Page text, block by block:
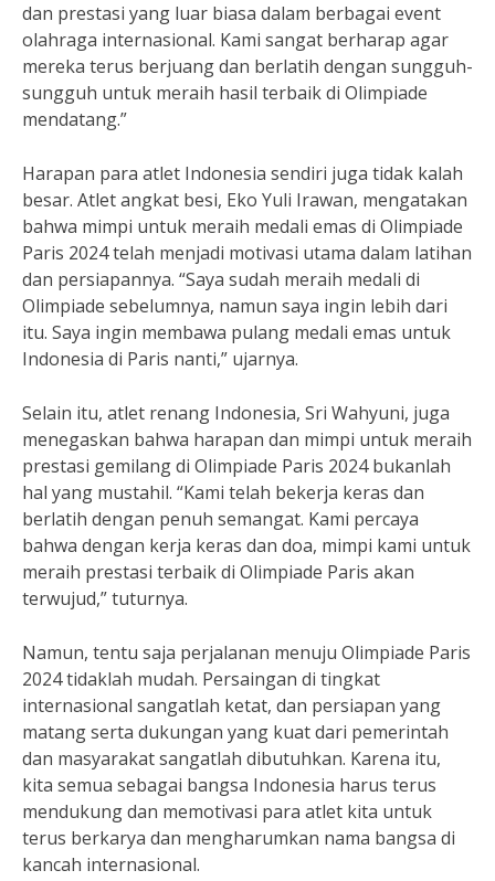
dan prestasi yang luar biasa dalam berbagai event
olahraga internasional. Kami sangat berharap agar
mereka terus berjuang dan berlatih dengan sungguh-
sungguh untuk meraih hasil terbaik di Olimpiade
mendatang.”
Harapan para atlet Indonesia sendiri juga tidak kalah
besar. Atlet angkat besi, Eko Yuli Irawan, mengatakan
bahwa mimpi untuk meraih medali emas di Olimpiade
Paris 2024 telah menjadi motivasi utama dalam latihan
dan persiapannya. “Saya sudah meraih medali di
Olimpiade sebelumnya, namun saya ingin lebih dari
itu. Saya ingin membawa pulang medali emas untuk
Indonesia di Paris nanti,” ujarnya.
Selain itu, atlet renang Indonesia, Sri Wahyuni, juga
menegaskan bahwa harapan dan mimpi untuk meraih
prestasi gemilang di Olimpiade Paris 2024 bukanlah
hal yang mustahil. “Kami telah bekerja keras dan
berlatih dengan penuh semangat. Kami percaya
bahwa dengan kerja keras dan doa, mimpi kami untuk
meraih prestasi terbaik di Olimpiade Paris akan
terwujud,” tuturnya.
Namun, tentu saja perjalanan menuju Olimpiade Paris
2024 tidaklah mudah. Persaingan di tingkat
internasional sangatlah ketat, dan persiapan yang
matang serta dukungan yang kuat dari pemerintah
dan masyarakat sangatlah dibutuhkan. Karena itu,
kita semua sebagai bangsa Indonesia harus terus
mendukung dan memotivasi para atlet kita untuk
terus berkarya dan mengharumkan nama bangsa di
kancah internasional.